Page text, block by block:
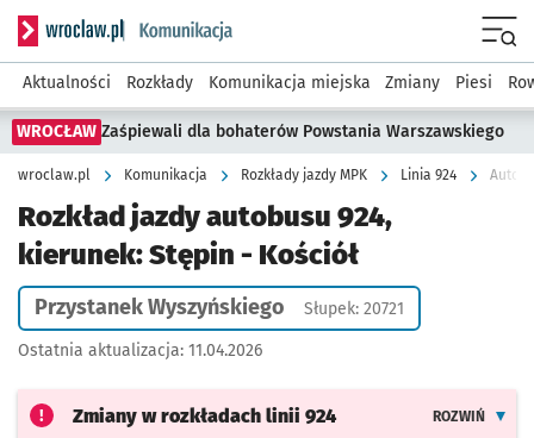
Serwis informacyjny wroclaw.pl podserwis: Komunikacja
Aktualności Rozkłady Komunikacja miejska Zmiany Piesi
WROCŁAW Zaśpiewali dla bohaterów Powstania Warszawskiego
wroclaw.pl Komunikacja Rozkłady jazdy MPK Linia 924
Rozkład jazdy autobusu 924,
kierunek: Stępin - Kościół
Przystanek Wyszyńskiego Słupek: 20721
Ostatnia aktualizacja: 11.04.2026
Zmiany w rozkładach linii 924 ROZWIŃ